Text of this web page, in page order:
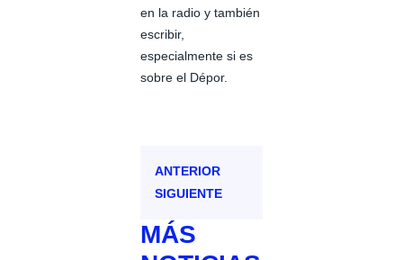
en la radio y también
escribir,
especialmente si es
sobre el Dépor.
ANTERIOR
SIGUIENTE
MÁS